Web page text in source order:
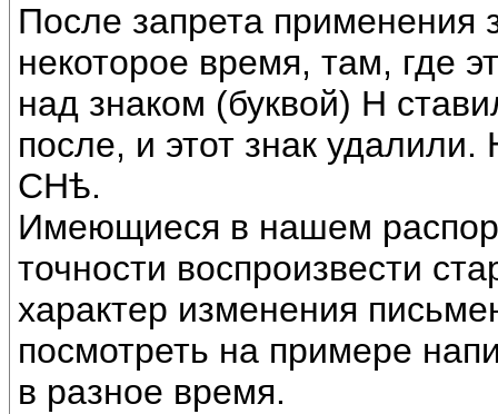
После запрета применения
некоторое время, там, где
над знаком (буквой) Н
после, и этот знак
СНѣ.
Имеющиеся в нашем
точности воспроизвести
характер изменения
посмотреть на примере
в разное время.